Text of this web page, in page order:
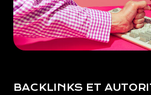
BACKLINKS ET